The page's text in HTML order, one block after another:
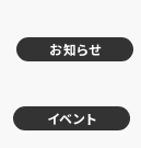
お知らせ
イベント